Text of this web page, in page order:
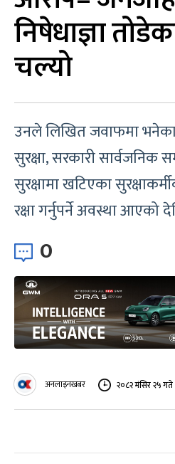
निषेधाज्ञा
चल्यो
उनले लिखित जवाफमा
सुरक्षा, सरकारी सार्वजनिक
सुरक्षामा खटिएका
रक्षा गर्नुपर्ने अवस्था आएको
0
अनलाइनखबर २०८२ मंसिर २५ गते